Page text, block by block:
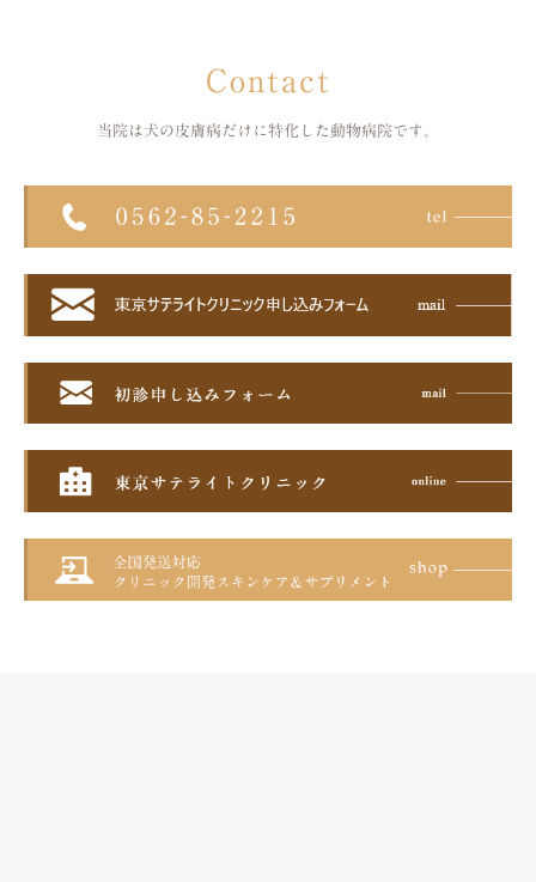
Contact
当院は犬の皮膚病だけに特化した 動物病院です。